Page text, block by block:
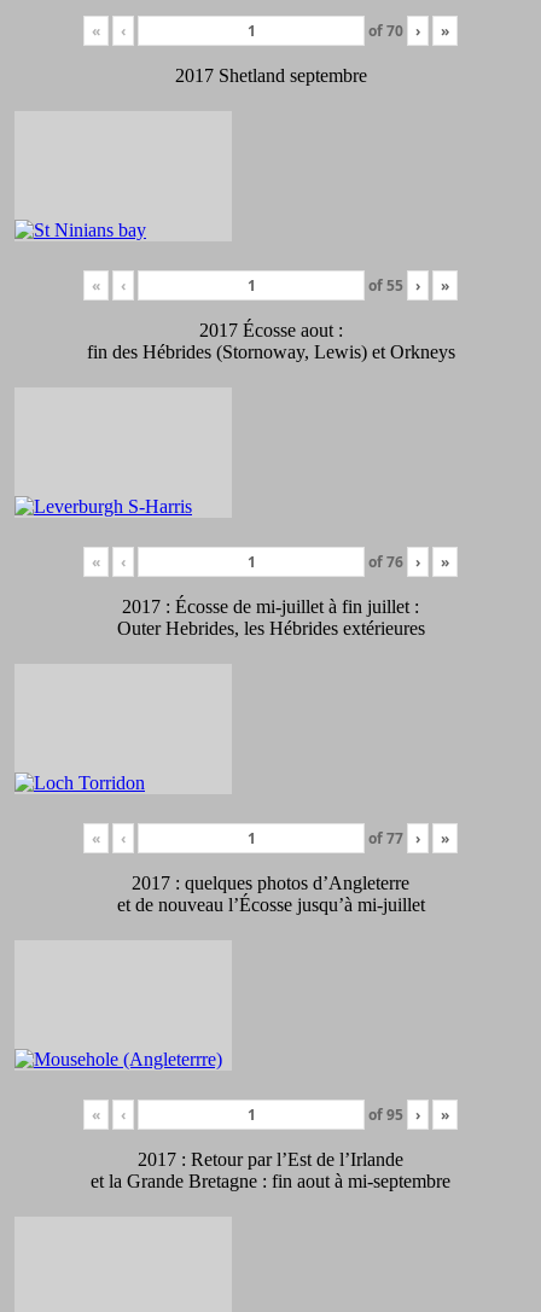
« ‹ of70 › »
2017 Shetland septembre
« ‹ of55 › »
2017 Écosse aout :
fin des Hébrides (Stornoway, Lewis) et Orkneys
« ‹ of76 › »
2017 : Écosse de mi-juillet à fin juillet :
Outer Hebrides, les Hébrides extérieures
« ‹ of77 › »
2017 : quelques photos d’Angleterre
et de nouveau l’Écosse jusqu’à mi-juillet
« ‹ of95 › »
2017 : Retour par l’Est de l’Irlande
et la Grande Bretagne : fin aout à mi-septembre